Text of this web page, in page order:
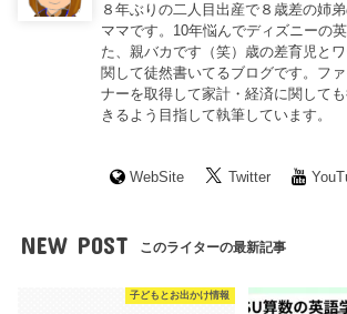
８年ぶりの二人目出産で８歳差の姉
ママです。10年悩んでディズニーの
た、親バカです（笑）歳の差育児と
関して徒然書いてるブログです。フ
ナーを取得して家計・経済に関して
きるよう目指して執筆しています。
WebSite Twitter
NEW POST このライターの最新記事
子どもとお出かけ情報